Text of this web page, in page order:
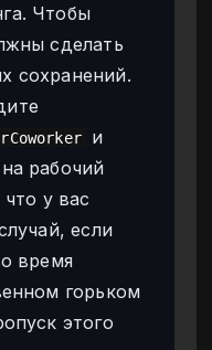
Чтобы
сделать
сохранений.
и
рабочий
у вас
если
время
горьком
этого